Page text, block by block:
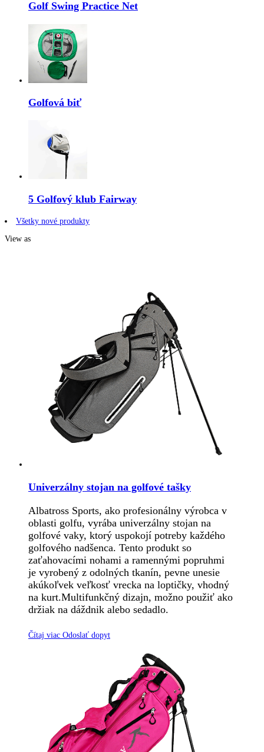
Golf Swing Practice Net
Golfová biť
5 Golfový klub Fairway
Všetky nové produkty
View as
Univerzálny stojan na golfové tašky
Albatross Sports, ako profesionálny výrobca v
oblasti golfu, vyrába univerzálny stojan na
golfové vaky, ktorý uspokojí potreby každého
golfového nadšenca. Tento produkt so
zaťahovacími nohami a ramennými popruhmi
je vyrobený z odolných tkanín, pevne unesie
akúkoľvek veľkosť vrecka na loptičky, vhodný
na kurt.Multifunkčný dizajn, možno použiť ako
držiak na dáždnik alebo sedadlo.
Čítaj viac Odoslať dopyt